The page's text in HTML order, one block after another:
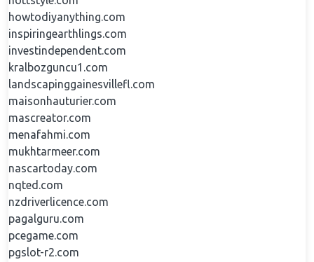
howtodiyanything.com
inspiringearthlings.com
investindependent.com
kralbozguncu1.com
landscapinggainesvillefl.com
maisonhauturier.com
mascreator.com
menafahmi.com
mukhtarmeer.com
nascartoday.com
nqted.com
nzdriverlicence.com
pagalguru.com
pcegame.com
pgslot-r2.com